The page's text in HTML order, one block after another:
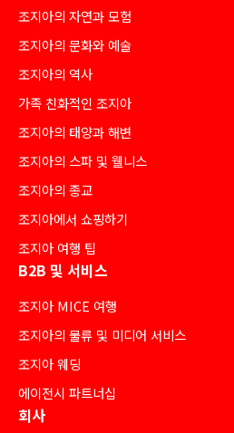
조지아의 자연과 모험
조지아의 문화와 예술
조지아의 역사
가족 친화적인 조지아
조지아의 태양과 해변
조지아의 스파 및 웰니스
조지아의 종교
조지아에서 쇼핑하기
조지아 여행 팁
B2B 및 서비스
조지아 MICE 여행
조지아의 물류 및 미디어 서비스
조지아 웨딩
에이전시 파트너십
회사